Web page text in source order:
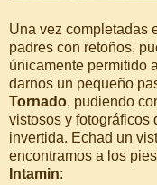
Una vez completadas
padres con retoños,
únicamente permitido
darnos un pequeño
Tornado, pudiendo
vistosos y fotográficos
invertida. Echad un
encontramos a los
Intamin: